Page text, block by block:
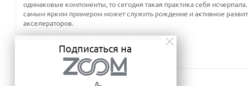
одинаковые компоненты, то сегодня такая практика себя
самым ярким примером может служить рождение и активное
акселераторов.
Подписаться на